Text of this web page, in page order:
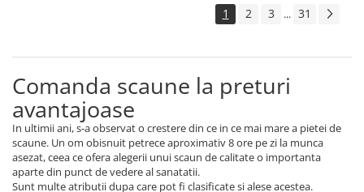
1 2 3 ... 31
Comanda scaune la preturi
avantajoase
In ultimii ani, s-a observat o crestere din ce in ce mai mare a pietei de
scaune. Un om obisnuit petrece aproximativ 8 ore pe zi la munca
asezat, ceea ce ofera alegerii unui scaun de calitate o importanta
aparte din punct de vedere al sanatatii.
Sunt multe atributii dupa care pot fi clasificate si alese acestea.